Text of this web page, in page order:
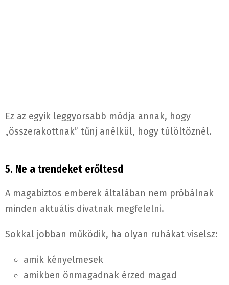
Ez az egyik leggyorsabb módja annak, hogy
„összerakottnak” tűnj anélkül, hogy túlöltöznél.
5. Ne a trendeket erőltesd
A magabiztos emberek általában nem próbálnak
minden aktuális divatnak megfelelni.
Sokkal jobban működik, ha olyan ruhákat viselsz:
amik kényelmesek
amikben önmagadnak érzed magad